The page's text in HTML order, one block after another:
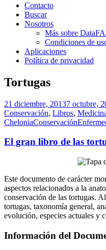
Contacto
Buscar
Nosotros
Más sobre
Condiciones de
Aplicaciones
Política de privacidad
Tortugas
21 diciembre, 20137 octubre,
Conservación, Libros,
CheloniaConservación
El gran libro de las
Este documento de carácter
aspectos relacionados a la
conservación de las tortugas.
tortugas, taxonomía general,
evolución, especies actuales y
Información del